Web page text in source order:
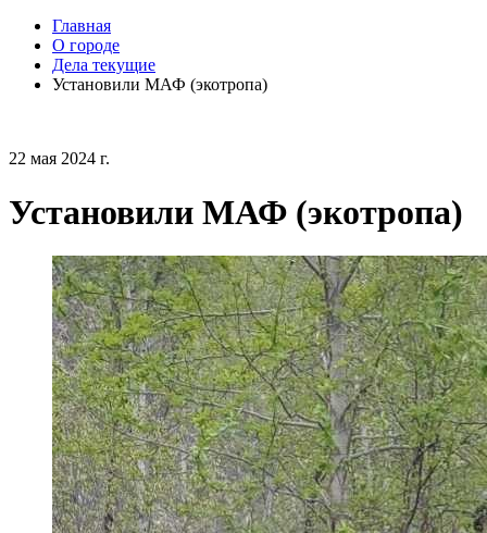
Главная
О городе
Дела текущие
Установили МАФ (экотропа)
22 мая 2024 г.
Установили МАФ (экотропа)